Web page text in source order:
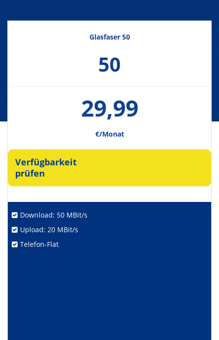
Glasfaser 50
50
29,99
€/Monat
Verfügbarkeit
prüfen
Download: 50 MBit/s
Upload: 20 MBit/s
Telefon-Flat